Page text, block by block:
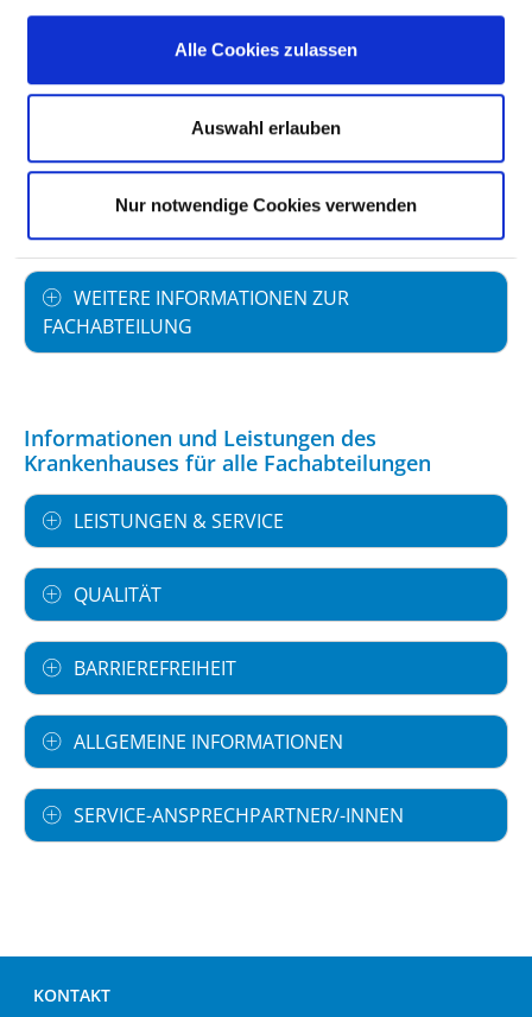
Alle Cookies zulassen
Auswahl erlauben
Nur notwendige Cookies verwenden
PERSONELLE AUSSTATTUNG
FACHEXPERTISE UND WEITERBILDUNG
MEDIZINISCHES LEISTUNGSANGEBOT MIT
WEITERE INFORMATIONEN ZUR
FACHABTEILUNG
Informationen und Leistungen des
Krankenhauses für alle Fachabteilungen
LEISTUNGEN & SERVICE
QUALITÄT
BARRIEREFREIHEIT
ALLGEMEINE INFORMATIONEN
SERVICE-ANSPRECHPARTNER/-INNEN
KONTAKT